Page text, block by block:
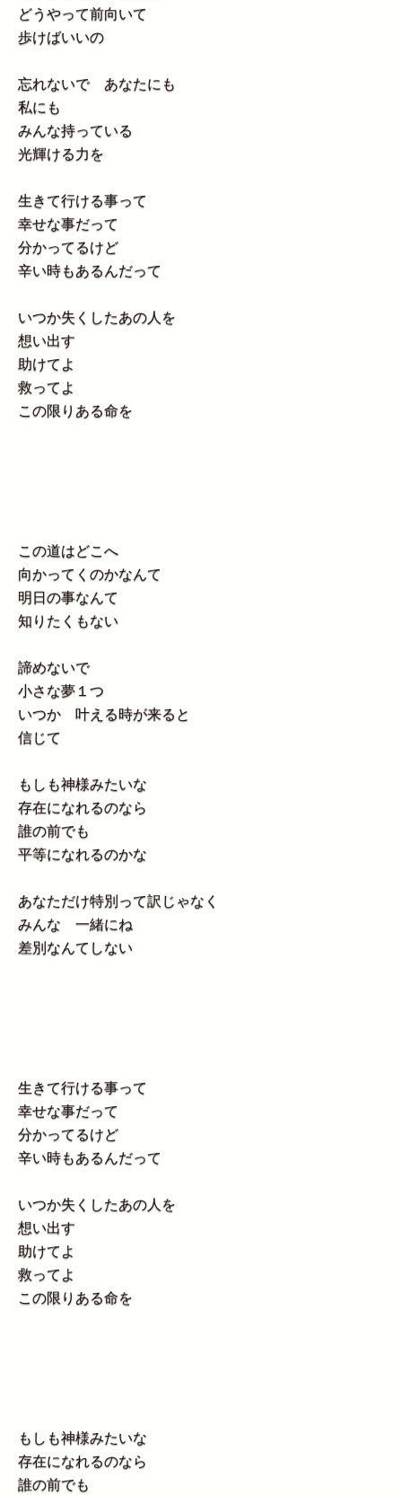
どうやって前向いて
歩けばいいの
忘れないで あなたにも
私にも
みんな持っている
光輝ける力を
生きて行ける事って
幸せな事だって
分かってるけど
辛い時もあるんだって
いつか失くしたあの人を
想い出す
助けてよ
救ってよ
この限りある命を
この道はどこへ
向かってくのかなんて
明日の事なんて
知りたくもない
諦めないで
小さな夢１つ
いつか 叶える時が来ると
信じて
もしも神様みたいな
存在になれるのなら
誰の前でも
平等になれるのかな
あなただけ特別って訳じゃなく
みんな 一緒にね
差別なんてしない
生きて行ける事って
幸せな事だって
分かってるけど
辛い時もあるんだって
いつか失くしたあの人を
想い出す
助けてよ
救ってよ
この限りある命を
もしも神様みたいな
存在になれるのなら
誰の前でも